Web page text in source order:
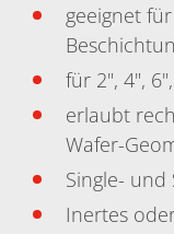
geeignet
für 2", 4",
erlaubt
Wafer-
Single- und
Inertes